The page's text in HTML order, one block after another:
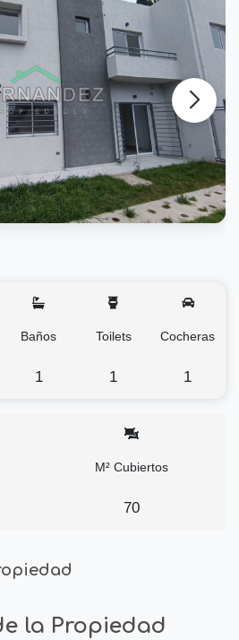
Baños
1
Toilets
1
Cocheras
1
M² Cubiertos
70
la Propiedad